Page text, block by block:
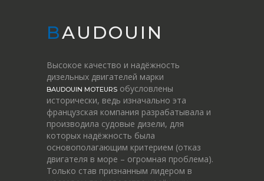
BAUDOUIN
Высокое качество и надёжность
дизельных двигателей марки
BAUDOUIN MOTEURS обусловлены
исторически, ведь изначально эта
французская компания разрабатывала и
производила судовые дизели, для
которых надёжность была
основополагающим критерием (отказ
двигателя в море – огромная проблема).
Только став признанным лидером в